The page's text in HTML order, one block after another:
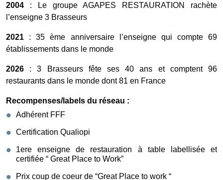
2004 : Le groupe AGAPES RESTAURATION rachète
l’enseigne 3 Brasseurs
2021 : 35 ème anniversaire l’enseigne qui compte 69
établissements dans le monde
2026 : 3 Brasseurs fête ses 40 ans et comptent 96
restaurants dans le monde dont 81 en France
Recompenses/labels du réseau :
Adhérent FFF
Certification Qualiopi
1ere enseigne de restauration à table labellisée et
certifiée “ Great Place to Work”
Prix coup de coeur de “Great Place to work “